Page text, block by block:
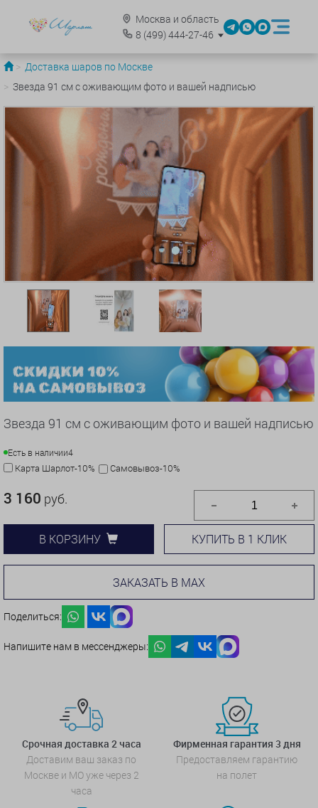
Москва и область
8 (499)444-27-46
Доставка шаров по Москве
Звезда 91 см с оживающим фото и вашей надписью
Звезда 91 см с оживающим фото и вашей надписью
Есть в наличии4
Карта Шарлот-10% Самовывоз-10%
3 160 руб.
В КОРЗИНУ КУПИТЬ В 1 КЛИК
ЗАКАЗАТЬ В MAX
Поделиться:
Напишите нам в мессенджеры:
Срочная доставка 2 часа
Доставим ваш заказ по
Москве и МО уже через 2
часа
Фирменная гарантия 3 дня
Предоставляем гарантию
на полет